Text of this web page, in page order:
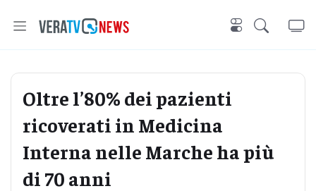
Oltre l’80% dei pazienti
ricoverati in Medicina
Interna nelle Marche ha più
di 70 anni